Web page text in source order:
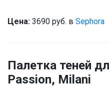
Цена: 3690 руб. в Sephora
Палетка теней
Passion, Milani